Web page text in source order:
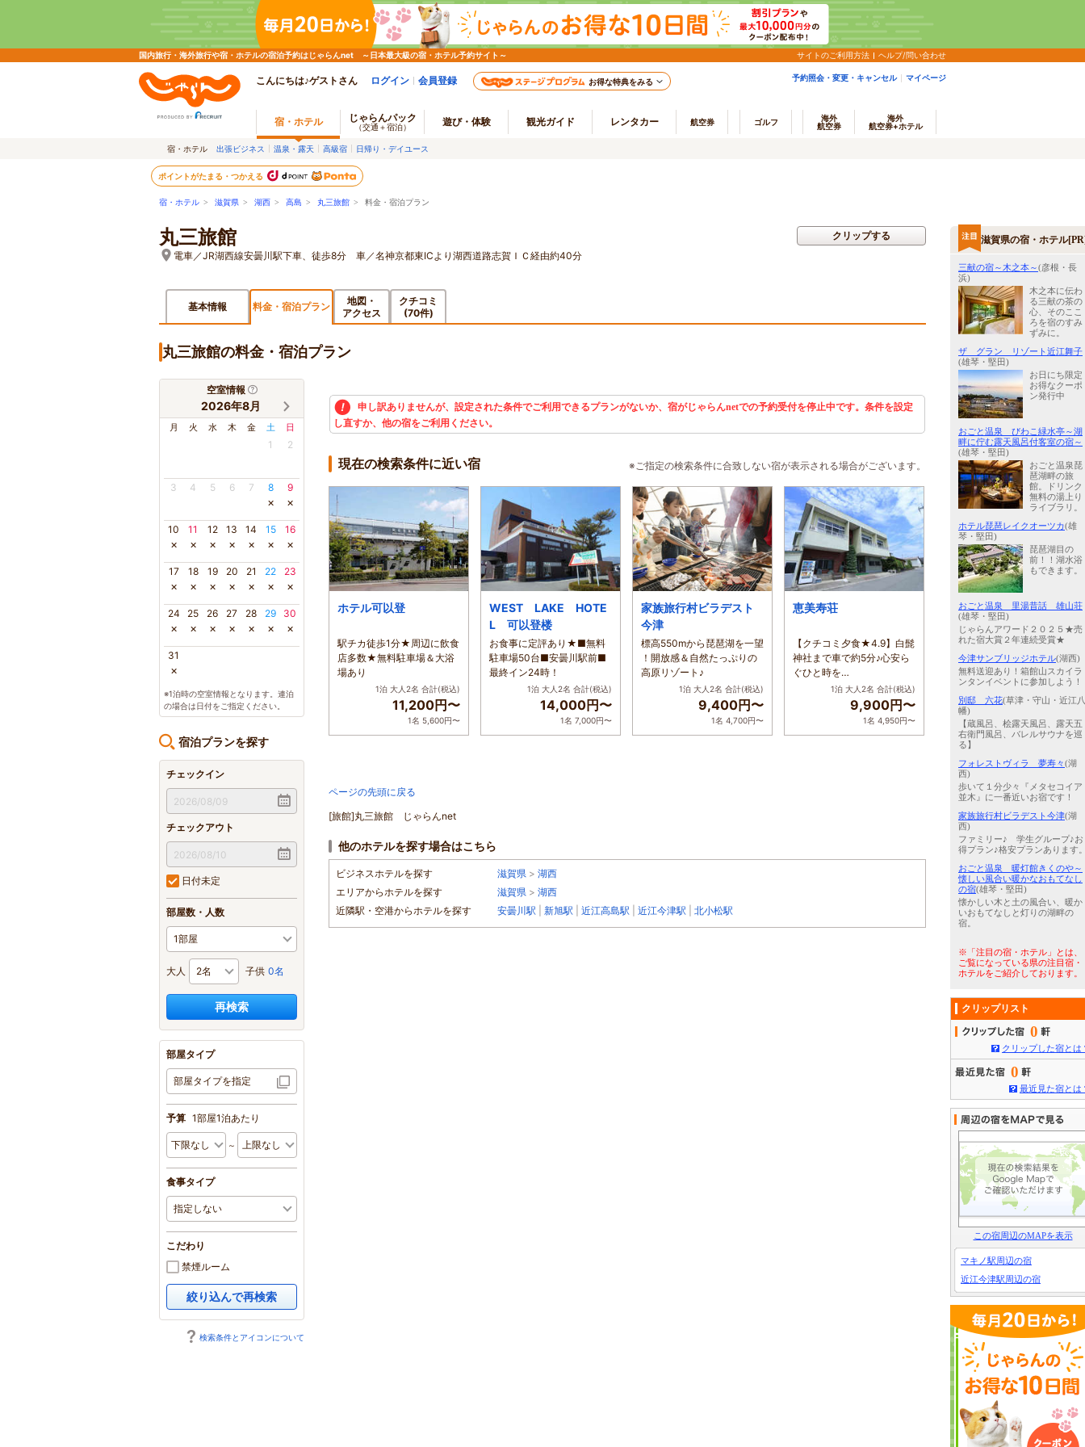
国内旅行・海外旅行や宿・ホテルの宿泊予約はじゃらんnet ～日本最大級の宿・ホテル予約サイト～ サイトのご利用方法 ヘルプ/問い合わせ
こんにちは♪ゲストさん ログイン 会員登録 お得な特典をみる 予約照会・変更・キャンセル マイページ
宿・ホテル じゃらんパック
（交通＋宿泊） 遊び・体験 観光ガイド レンタカー 航空券 ゴルフ
海外
航空券
海外
航空券+ホテル
宿・ホテル 出張ビジネス 温泉・露天 高級宿 日帰り・デイユース
ポイントがたまる・つかえる
宿・ホテル > 滋賀県 > 湖西 > 高島 > 丸三旅館 > 料金・宿泊プラン
丸三旅館
電車／JR湖西線安曇川駅下車、徒歩8分 車／名神京都東ICより湖西道路志賀ＩＣ経由約40分
クリップする
基本情報 料金・宿泊プラン
地図・
アクセス
クチコミ
(70件)
丸三旅館の料金・宿泊プラン
空室情報
2026年8月
月 火 水 木 金 土 日
1 2
3 4 5 6 7 8
×
9
×
10
×
11
×
12
×
13
×
14
×
15
×
16
×
17
×
18
×
19
×
20
×
21
×
22
×
23
×
24
×
25
×
26
×
27
×
28
×
29
×
30
×
31
×
※1泊時の空室情報となります。連泊
の場合は日付をご指定ください。
宿泊プランを探す
チェックイン
チェックアウト
日付未定
部屋数・人数
大人 子供 0名
再検索
部屋タイプ
部屋タイプを指定
予算 1部屋1泊あたり
～
食事タイプ
こだわり
禁煙ルーム
絞り込んで再検索
検索条件とアイコンについて
申し訳ありませんが、設定された条件でご利用できるプランがないか、宿がじゃらんnetでの予約受付を停止中です。条件を設定
し直すか、他の宿をご利用ください。
現在の検索条件に近い宿 ※ご指定の検索条件に合致しない宿が表示される場合がございます。
ホテル可以登
駅チカ徒歩1分★周辺に飲食
店多数★無料駐車場＆大浴
場あり
1泊 大人2名 合計(税込)
11,200円〜
1名 5,600円〜
WEST LAKE HOTE
L 可以登楼
お食事に定評あり★■無料
駐車場50台■安曇川駅前■
最終イン24時！
1泊 大人2名 合計(税込)
14,000円〜
1名 7,000円〜
家族旅行村ビラデスト
今津
標高550mから琵琶湖を一望
！開放感＆自然たっぷりの
高原リゾート♪
1泊 大人2名 合計(税込)
9,400円〜
1名 4,700円〜
恵美寿荘
【クチコミ夕食★4.9】白髭
神社まで車で約5分♪心安ら
ぐひと時を…
1泊 大人2名 合計(税込)
9,900円〜
1名 4,950円〜
ページの先頭に戻る
[旅館]丸三旅館 じゃらんnet
他のホテルを探す場合はこちら
ビジネスホテルを探す 滋賀県 > 湖西
エリアからホテルを探す
滋賀県 > 湖西
近隣駅・空港からホテルを探す
安曇川駅 新旭駅 近江高島駅 近江今津駅 北小松駅
滋賀県の宿・ホテル
三献の宿～木之本～(彦根・長
浜)
木之本に伝わ
る三献の茶の
心、そのここ
ろを宿のすみ
ずみに。
ザ グラン リゾート近江舞子
(雄琴・堅田)
お日にち限定
お得なクーポ
ン発行中
おごと温泉 びわこ緑水亭～湖
畔に佇む露天風呂付客室の宿～
(雄琴・堅田)
おごと温泉琵
琶湖畔の旅
館。ドリンク
無料の湯上り
ライブラリ。
ホテル琵琶レイクオーツカ(雄
琴・堅田)
琵琶湖目の
前！！湖水浴
もできます。
おごと温泉 里湯昔話 雄山荘
(雄琴・堅田)
じゃらんアワード２０２５★売
れた宿大賞２年連続受賞★
今津サンブリッジホテル(湖西)
無料送迎あり！箱館山スカイラ
ンタンイベントに参加しよう！
別邸 六花(草津・守山・近江八
幡)
【蔵風呂、桧露天風呂、露天五
右衛門風呂、バレルサウナを巡
る】
フォレストヴィラ 夢寿々(湖
西)
歩いて１分少々『メタセコイア
並木』に一番近いお宿です！
家族旅行村ビラデスト今津(湖
西)
ファミリー♪ 学生グループ♪お
得プラン♪格安プランあります
おごと温泉 暖灯館きくのや～
懐しい風合い暖かなおもてなし
の宿(雄琴・堅田)
懐かしい木と土の風合い、暖か
いおもてなしと灯りの湖畔の
宿。
※「注目の宿・ホテル」とは、
ご覧になっている県の注目宿・
ホテルをご紹介しております。
クリップリスト
0
クリップした宿とは
0
最近見た宿とは
この宿周辺のMAPを表示
マキノ駅周辺の宿
近江今津駅周辺の宿